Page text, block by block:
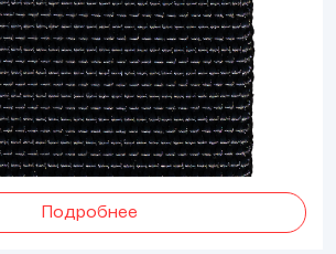
Подробнее